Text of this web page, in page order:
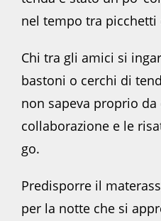
nel tempo tra picchetti
Chi tra gli amici si
bastoni o cerchi di
non sapeva proprio
collaborazione e le
go.
Predisporre il
per la notte che si